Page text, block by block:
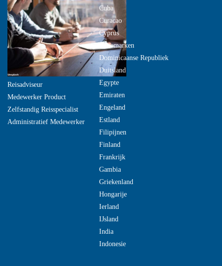
Reisadviseur
Medewerker Product
Zelfstandig Reisspecialist
Administratief Medewerker
Cuba
Curacao
Cyprus
Denemarken
Dominicaanse Republiek
Duitsland
Egypte
Emiraten
Engeland
Estland
Filipijnen
Finland
Frankrijk
Gambia
Griekenland
Hongarije
Ierland
IJsland
India
Indonesie